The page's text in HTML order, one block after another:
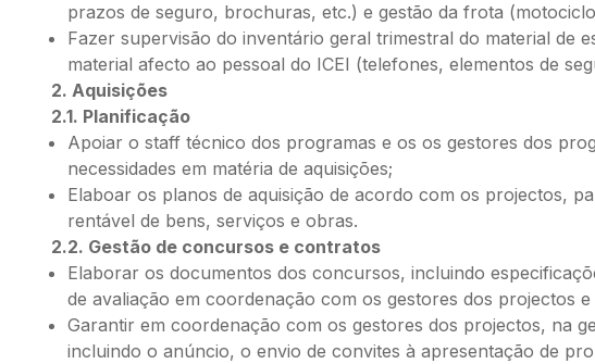
prazos de seguro, brochuras, etc.) e gestão da frota
Fazer supervisão do inventário geral trimestral do material de
material afecto ao pessoal do ICEI (telefones, elementos de
2. Aquisições
2.1. Planificação
Apoiar o staff técnico dos programas e os os gestores dos
necessidades em matéria de aquisições;
Elaboar os planos de aquisição de acordo com os projectos,
rentável de bens, serviços e obras.
2.2. Gestão de concursos e contratos
Elaborar os documentos dos concursos, incluindo
de avaliação em coordenação com os gestores dos projectos e
Garantir em coordenação com os gestores dos projectos, na
incluindo o anúncio, o envio de convites à apresentação de